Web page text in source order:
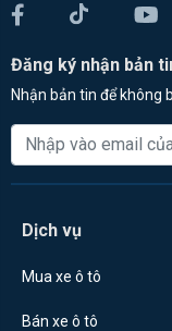
Đăng ký nhận bản
Nhận bản tin để không
Dịch vụ
Mua xe ô tô
Bán xe ô tô